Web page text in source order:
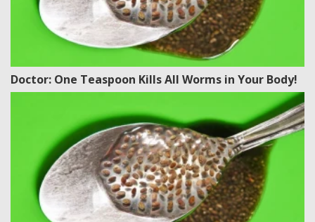
Doctor: One Teaspoon Kills All Worms in Your Body!